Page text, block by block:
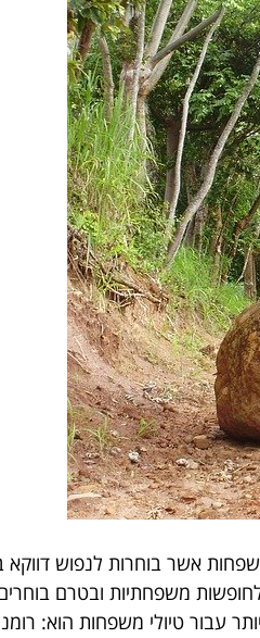
אשר בוחרות לנפוש
משפחתיות ובטרם
עבור טיולי משפחות הוא: